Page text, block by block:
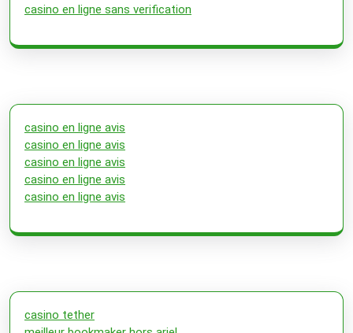
casino en ligne sans verification
casino en ligne avis
casino en ligne avis
casino en ligne avis
casino en ligne avis
casino en ligne avis
casino tether